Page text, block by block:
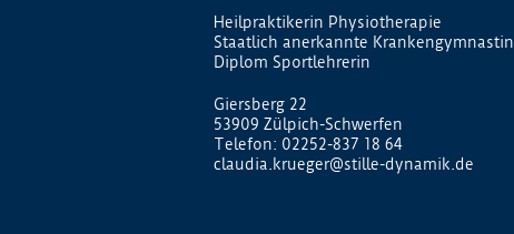
Heilpraktikerin Physiotherapie
Staatlich anerkannte Krankengymnastin
Diplom Sportlehrerin
Giersberg 22
53909 Zülpich-Schwerfen
Telefon: 02252-837 18 64
claudia.krueger@stille-dynamik.de